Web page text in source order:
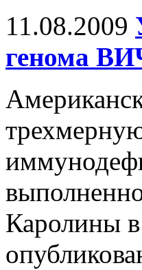
11.08.2009
генома
Каролины